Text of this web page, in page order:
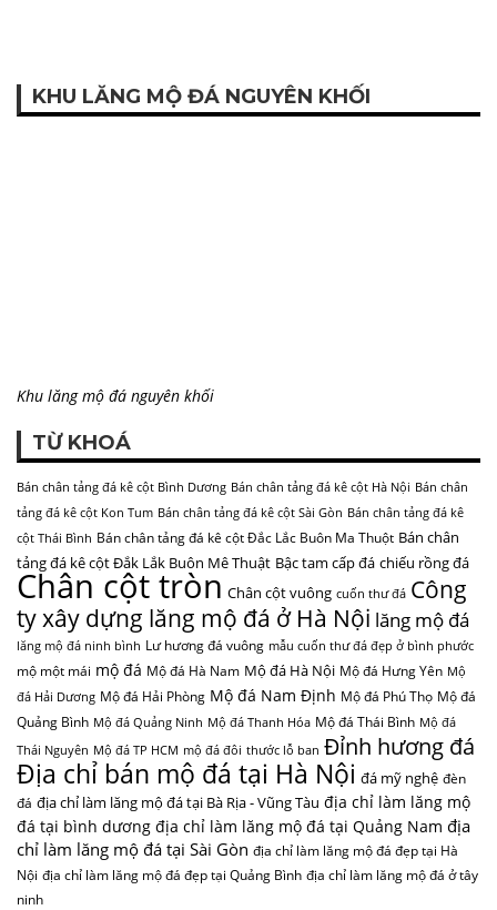
KHU LĂNG MỘ ĐÁ NGUYÊN KHỐI
Khu lăng mộ đá nguyên khối
TỪ KHOÁ
Bán chân tảng đá kê cột Bình Dương Bán chân tảng đá kê cột Hà Nội Bán chân
tảng đá kê cột Kon Tum Bán chân tảng đá kê cột Sài Gòn Bán chân tảng đá kê
cột Thái Bình Bán chân tảng đá kê cột Đắc Lắc Buôn Ma Thuột Bán chân
tảng đá kê cột Đắk Lắk Buôn Mê Thuật Bậc tam cấp đá chiếu rồng đá
Chân cột tròn Chân cột vuông cuốn thư đá Công
ty xây dựng lăng mộ đá ở Hà Nội lăng mộ đá
lăng mộ đá ninh bình Lư hương đá vuông mẫu cuốn thư đá đẹp ở bình phước
mộ một mái mộ đá Mộ đá Hà Nam Mộ đá Hà Nội Mộ đá Hưng Yên Mộ
đá Hải Dương Mộ đá Hải Phòng Mộ đá Nam Định Mộ đá Phú Thọ Mộ đá
Quảng Bình Mộ đá Quảng Ninh Mộ đá Thanh Hóa Mộ đá Thái Bình Mộ đá
Thái Nguyên Mộ đá TP HCM mộ đá đôi thước lỗ ban Đỉnh hương đá
Địa chỉ bán mộ đá tại Hà Nội đá mỹ nghệ đèn
đá địa chỉ làm lăng mộ đá tại Bà Rịa - Vũng Tàu địa chỉ làm lăng mộ
đá tại bình dương địa chỉ làm lăng mộ đá tại Quảng Nam địa
chỉ làm lăng mộ đá tại Sài Gòn địa chỉ làm lăng mộ đá đẹp tại Hà
Nội địa chỉ làm lăng mộ đá đẹp tại Quảng Bình địa chỉ làm lăng mộ đá ở tây
ninh